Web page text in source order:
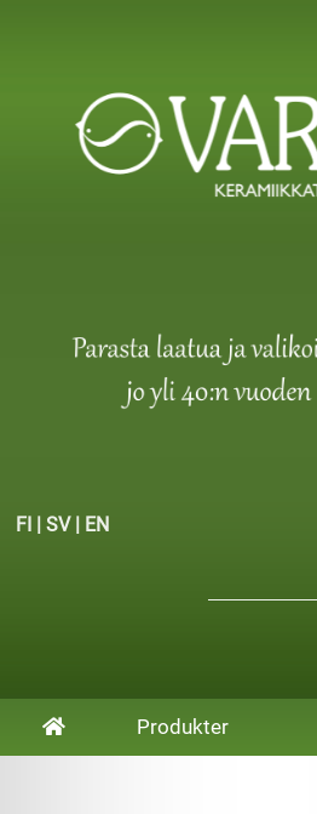
FI | SV| EN
Produkter